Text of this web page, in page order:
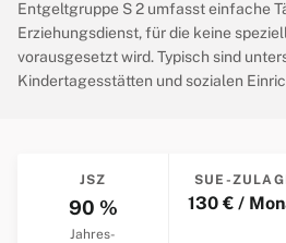
Entgeltgruppe S 2 umfasst einfache
Erziehungsdienst, für die keine
vorausgesetzt wird. Typisch sind
Kindertagesstätten und sozialen
JSZ
90 %
Jahres­
SUE-
130 € /